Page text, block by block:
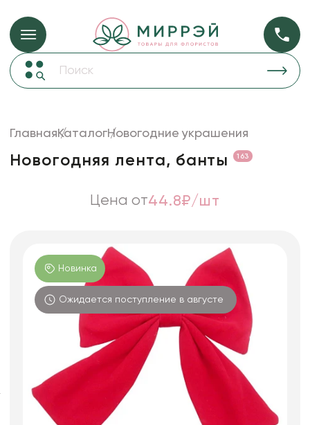
Упаковка для цветов и подарков Упаковка для
Пленка
Декор для дома
Искусственные цветы и растения
Декоративные вазы, кашпо
Фоамиран
Игрушки мягкие
Изделия из металла
Сухоцветы
ГлавнаяКаталогНовогодние украшения
Новогодняя лента, банты 163
Цена от44.8₽/шт
Новинка
Ожидается поступление в августе